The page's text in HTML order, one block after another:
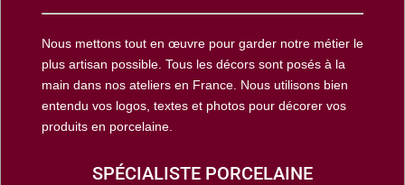
Nous mettons tout en œuvre pour garder notre métier le
plus artisan possible. Tous les décors sont posés à la
main dans nos ateliers en France. Nous utilisons bien
entendu vos logos, textes et photos pour décorer vos
produits en porcelaine.
SPÉCIALISTE PORCELAINE